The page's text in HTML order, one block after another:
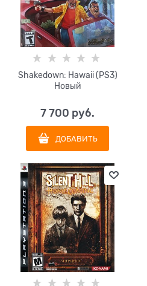
Shakedown: Hawaii (PS3)
Новый
7 700 руб.
ДОБАВИТЬ